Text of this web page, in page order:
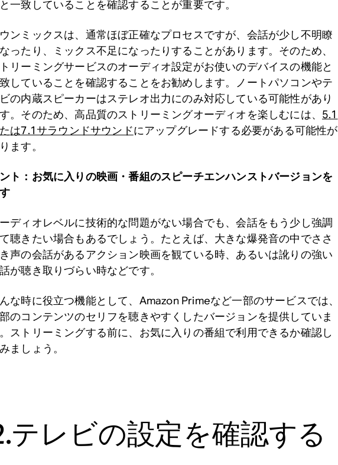
一致していることを確認することが重要です。
ンミックスは、通常ほぼ正確なプロセスですが、会話が少し不明瞭
ったり、ミックス不足になったりすることがあります。そのため、
リーミングサービスのオーディオ設定がお使いのデバイスの機能と
していることを確認することをお勧めします。ノートパソコンやテ
の内蔵スピーカーはステレオ出力にのみ対応している可能性があり
。そのため、高品質のストリーミングオーディオを楽しむには、 5.1
は7.1サラウンドサウンドにアップグレードする必要がある可能性が
ます。
ト：お気に入りの映画・番組のスピーチエンハンストバージョンを
ディオレベルに技術的な問題がない場合でも、会話をもう少し強調
聴きたい場合もあるでしょう。たとえば、大きな爆発音の中でささ
声の会話があるアクション映画を観ている時、あるいは訛りの強い
が聴き取りづらい時などです。
な時に役立つ機能として、Amazon Primeなど一部のサービスでは、
のコンテンツのセリフを聴きやすくしたバージョンを提供していま
ストリーミングする前に、お気に入りの番組で利用できるか確認し
ましょう。
テレビの設定を確認する